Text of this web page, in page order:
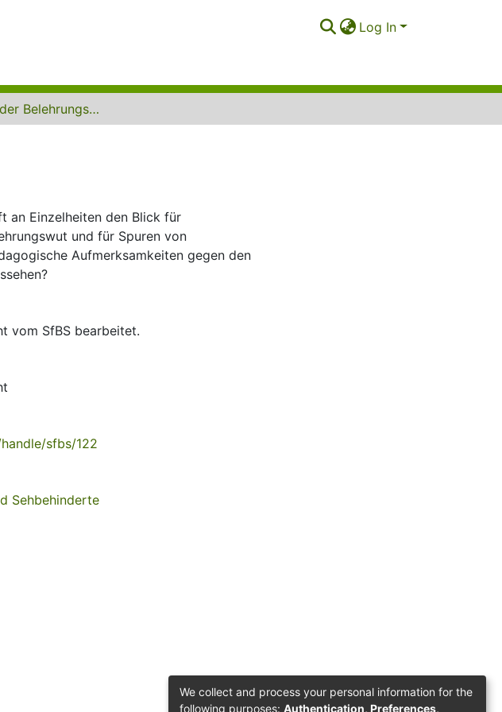
Log In
Diesseits der Belehrungswut
an Einzelheiten den Blick für
und für Spuren von
Aufmerksamkeiten gegen den
vom SfBS bearbeitet.
sfbs/122
Sehbehinderte
We collect and process your personal information for the
following purposes: Authentication, Preferences,